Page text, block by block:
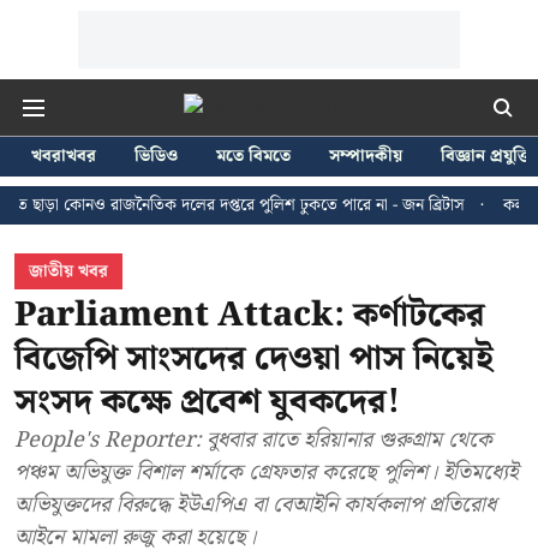
খবরাখবর ভিডিও মতে বিমতে সম্পাদকীয়
বিজ্ঞান প্রযুক্তি
রাজনৈতিক দলের দপ্তরে পুলিশ ঢুকতে পারে না - জন ব্রিটাস
কলকাতায় ২৪
জাতীয় খবর
Parliament Attack: কর্ণাটকের
বিজেপি সাংসদের দেওয়া পাস নিয়েই
সংসদ কক্ষে প্রবেশ যুবকদের!
People's Reporter: বুধবার রাতে হরিয়ানার গুরুগ্রাম থেকে
পঞ্চম অভিযুক্ত বিশাল শর্মাকে গ্রেফতার করেছে পুলিশ। ইতিমধ্যেই
অভিযুক্তদের বিরুদ্ধে ইউএপিএ বা বেআইনি কার্যকলাপ প্রতিরোধ
আইনে মামলা রুজু করা হয়েছে।